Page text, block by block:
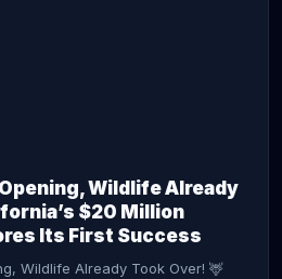
Wildlife Already
$20 Million
Its First Success
Wildlife Already Took Over! 🦌